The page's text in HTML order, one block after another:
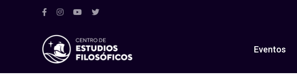
Eventos